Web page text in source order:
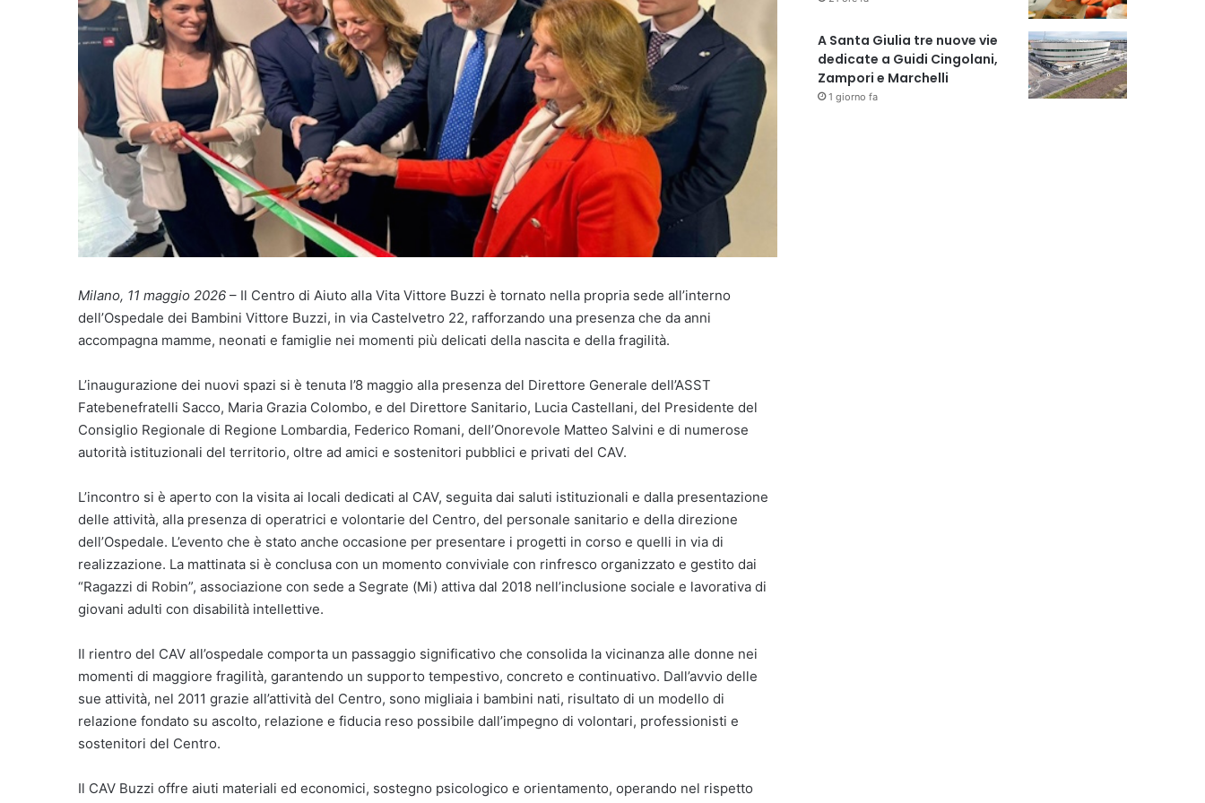
Milano, 11 maggio 2026 – Il Centro di Aiuto alla Vita Vittore Buzzi è tornato nella propria sede all’interno
dell’Ospedale dei Bambini Vittore Buzzi, in via Castelvetro 22, rafforzando una presenza che da anni
accompagna mamme, neonati e famiglie nei momenti più delicati della nascita e della fragilità.
L’inaugurazione dei nuovi spazi si è tenuta l’8 maggio alla presenza del Direttore Generale dell’ASST
Fatebenefratelli Sacco, Maria Grazia Colombo, e del Direttore Sanitario, Lucia Castellani, del Presidente del
Consiglio Regionale di Regione Lombardia, Federico Romani, dell’Onorevole Matteo Salvini e di numerose
autorità istituzionali del territorio, oltre ad amici e sostenitori pubblici e privati del CAV.
L’incontro si è aperto con la visita ai locali dedicati al CAV, seguita dai saluti istituzionali e dalla presentazione
delle attività, alla presenza di operatrici e volontarie del Centro, del personale sanitario e della direzione
dell’Ospedale. L’evento che è stato anche occasione per presentare i progetti in corso e quelli in via di
realizzazione. La mattinata si è conclusa con un momento conviviale con rinfresco organizzato e gestito dai
“Ragazzi di Robin”, associazione con sede a Segrate (Mi) attiva dal 2018 nell’inclusione sociale e lavorativa di
giovani adulti con disabilità intellettive.
Il rientro del CAV all’ospedale comporta un passaggio significativo che consolida la vicinanza alle donne nei
momenti di maggiore fragilità, garantendo un supporto tempestivo, concreto e continuativo. Dall’avvio delle
sue attività, nel 2011 grazie all’attività del Centro, sono migliaia i bambini nati, risultato di un modello di
relazione fondato su ascolto, relazione e fiducia reso possibile dall’impegno di volontari, professionisti e
sostenitori del Centro.
Il CAV Buzzi offre aiuti materiali ed economici, sostegno psicologico e orientamento, operando nel rispetto
A Santa Giulia tre nuove vie
dedicate a Guidi Cingolani,
Zampori e Marchelli
1 giorno fa